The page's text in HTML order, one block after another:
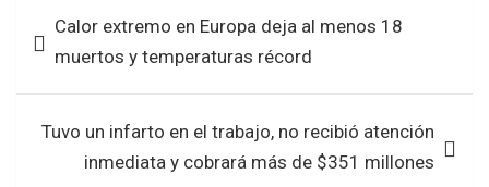
o
o
k
A
p
p
de Calor extremo en Europa deja al menos 18
muertos y temperaturas récord
Tuvo un infarto en el trabajo, no recibió atención
inmediata y cobrará más de $351 millones